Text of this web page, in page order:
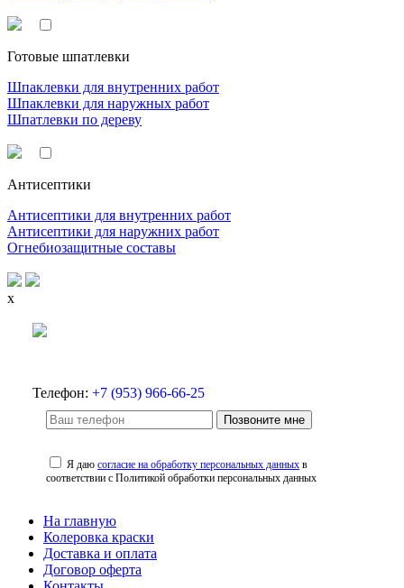
Готовые шпатлевки
Шпаклевки для внутренних работ
Шпаклевки для наружных работ
Шпатлевки по дереву
Антисептики
Антисептики для внутренних работ
Антисептики для наружних работ
Огнебиозащитные составы
x
Телефон: +7 (953) 966-66-25
Позвоните мне
Я даюсогласие на обработку персональных данных в
соответствии с Политикой обработки персональных данных
На главную
Колеровка краски
Доставка и оплата
Договор оферта